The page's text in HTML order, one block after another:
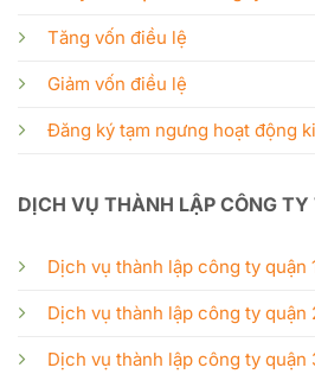
Tăng vốn điều lệ
Giảm vốn điều lệ
Đăng ký tạm ngưng hoạt động
DỊCH VỤ THÀNH LẬP CÔNG
Dịch vụ thành lập công ty quận
Dịch vụ thành lập công ty quận
Dịch vụ thành lập công ty quận